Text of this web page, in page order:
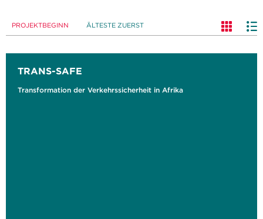
PROJEKTBEGINN ÄLTESTE ZUERST
TRANS-SAFE
Transformation der Verkehrssicherheit in Afrika